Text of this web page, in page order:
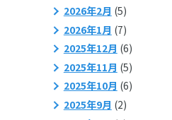
2026年2月 (5)
2026年1月 (7)
2025年12月 (6)
2025年11月 (5)
2025年10月 (6)
2025年9月 (2)